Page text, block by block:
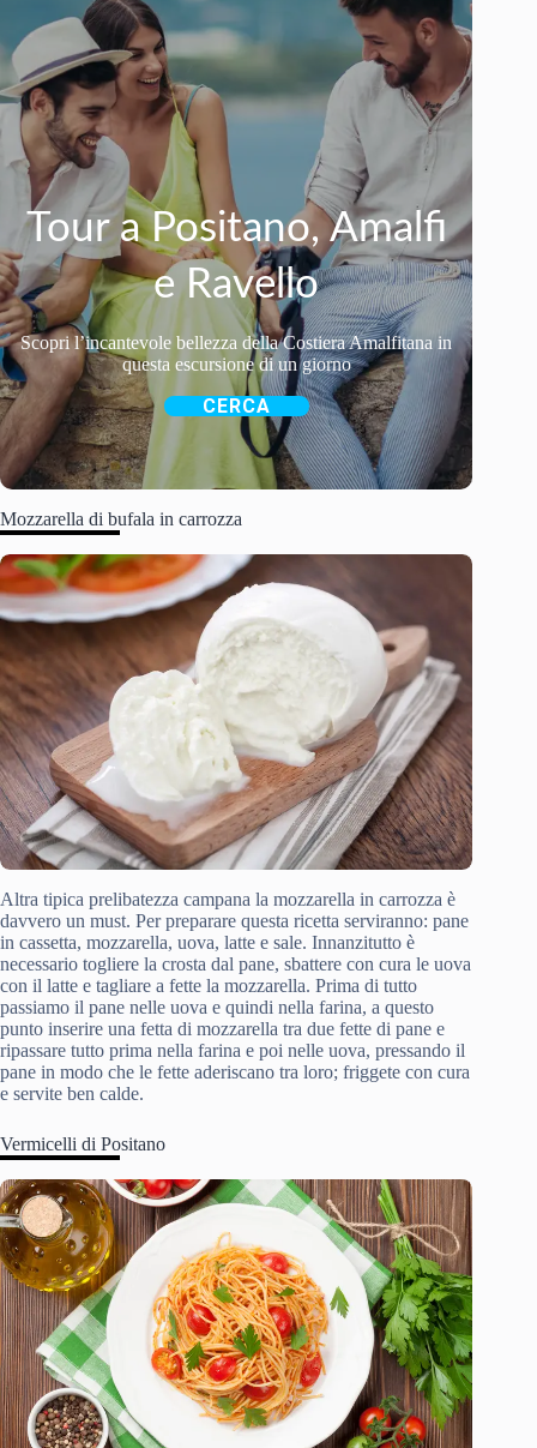
Tour a Positano, Amalfi
e Ravello
Scopri l’incantevole bellezza della Costiera Amalfitana in
questa escursione di un giorno
CERCA
Mozzarella di bufala in carrozza
Altra tipica prelibatezza campana la mozzarella in carrozza è
davvero un must. Per preparare questa ricetta serviranno: pane
in cassetta, mozzarella, uova, latte e sale. Innanzitutto è
necessario togliere la crosta dal pane, sbattere con cura le uova
con il latte e tagliare a fette la mozzarella. Prima di tutto
passiamo il pane nelle uova e quindi nella farina, a questo
punto inserire una fetta di mozzarella tra due fette di pane e
ripassare tutto prima nella farina e poi nelle uova, pressando il
pane in modo che le fette aderiscano tra loro; friggete con cura
e servite ben calde.
Vermicelli di Positano